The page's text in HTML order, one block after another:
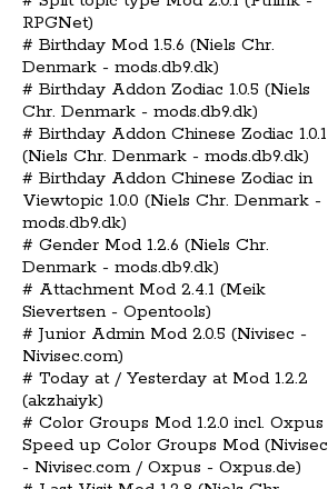
RPGNet)
# Birthday Mod 1.5.6 (Niels Chr.
Denmark - mods.db9.dk)
# Birthday Addon Zodiac 1.0.5 (Niels
Chr. Denmark - mods.db9.dk)
# Birthday Addon Chinese Zodiac 1.0.1
(Niels Chr. Denmark - mods.db9.dk)
# Birthday Addon Chinese Zodiac in
Viewtopic 1.0.0 (Niels Chr. Denmark -
mods.db9.dk)
# Gender Mod 1.2.6 (Niels Chr.
Denmark - mods.db9.dk)
# Attachment Mod 2.4.1 (Meik
Sievertsen - Opentools)
# Junior Admin Mod 2.0.5 (Nivisec -
Nivisec.com)
# Today at / Yesterday at Mod 1.2.2
(akzhaiyk)
# Color Groups Mod 1.2.0 incl. Oxpus
Speed up Color Groups Mod (Nivisec
- Nivisec.com / Oxpus - Oxpus.de)